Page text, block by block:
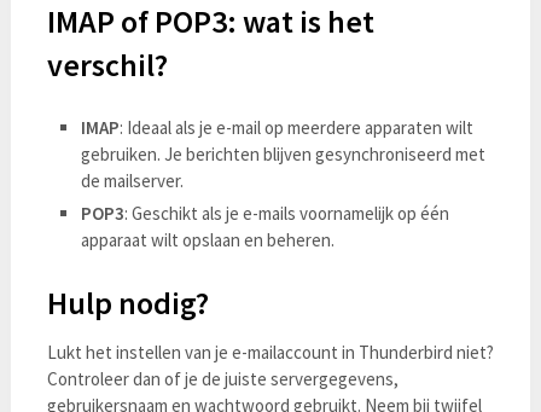
IMAP of POP3: wat is het
verschil?
IMAP: Ideaal als je e-mail op meerdere apparaten wilt
gebruiken. Je berichten blijven gesynchroniseerd met
de mailserver.
POP3: Geschikt als je e-mails voornamelijk op één
apparaat wilt opslaan en beheren.
Hulp nodig?
Lukt het instellen van je e-mailaccount in Thunderbird niet?
Controleer dan of je de juiste servergegevens,
gebruikersnaam en wachtwoord gebruikt. Neem bij twijfel